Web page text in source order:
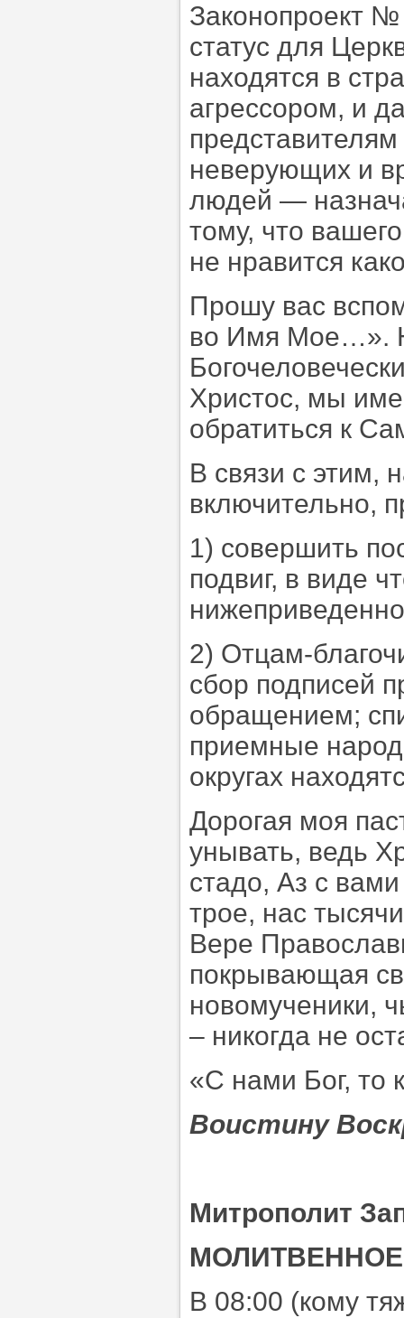
Законопроект
статус для
находятся в
агрессором, и
неверующих и
людей —
тому, что
не нравится
Прошу вас
во Имя Мое…».
Христос, мы
обратиться к
В связи с этим,
включительно,
1) совершить
подвиг, в виде
2) Отцам-
сбор подписей
обращением;
приемные
округах
Дорогая моя
унывать, ведь
стадо, Аз с
трое, нас
Вере
покрывающая
новомученики,
– никогда не
«С нами Бог, то
Воистину
Митрополит
В 08:00 (кому